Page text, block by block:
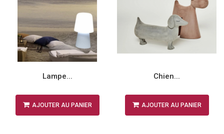
Lampe...
AJOUTER AU PANIER
Chien...
AJOUTER AU PANIER